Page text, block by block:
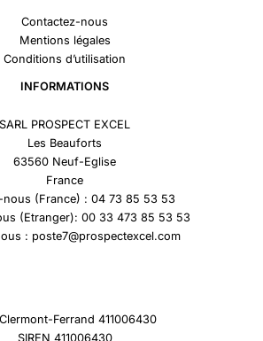
Contactez-nous
Mentions légales
Conditions d’utilisation
INFORMATIONS
SARL PROSPECT EXCEL
Les Beauforts
63560 Neuf-Eglise
France
nous (France) : 04 73 85 53 53
(Etranger): 00 33 473 85 53 53
: poste7@prospectexcel.com
Ferrand 411006430
SIREN 411006430